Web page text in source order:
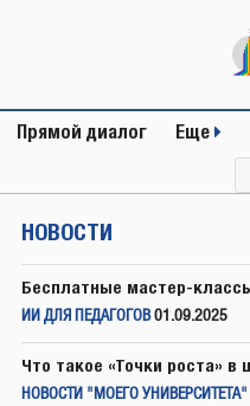
Прямой диалог Еще
НОВОСТИ
Бесплатные мастер-
ИИ ДЛЯ ПЕДАГОГОВ 01.09.2025
Что такое «Точки роста» в
НОВОСТИ "МОЕГО УНИВЕРСИТЕТА"